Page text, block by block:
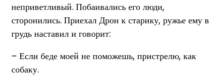
неприветливый. Побаивались его люди,
сторонились. Приехал Дрон к старику, ружье ему в
грудь наставил и говорит:
– Если беде моей не поможешь, пристрелю, как
собаку.